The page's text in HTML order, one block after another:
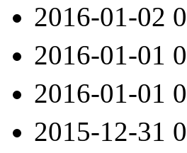
2016-01-02
2016-01-01
2016-01-01
2015-12-31